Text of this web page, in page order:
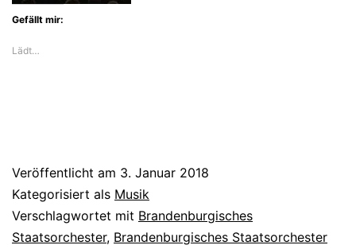
Musik
ein
Gefällt mir:
Lädt…
Veröffentlicht am 3. Januar 2018
Kategorisiert als Musik
Verschlagwortet mit Brandenburgisches
Staatsorchester, Brandenburgisches Staatsorchester